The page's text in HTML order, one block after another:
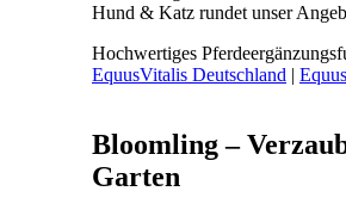
Hund & Katz rundet unser
Hochwertiges
EquusVitalis Deutschland |
Bloomling –
Garten